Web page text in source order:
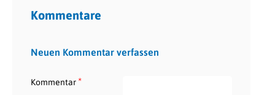
Kommentare
Neuen Kommentar verfassen
Kommentar*